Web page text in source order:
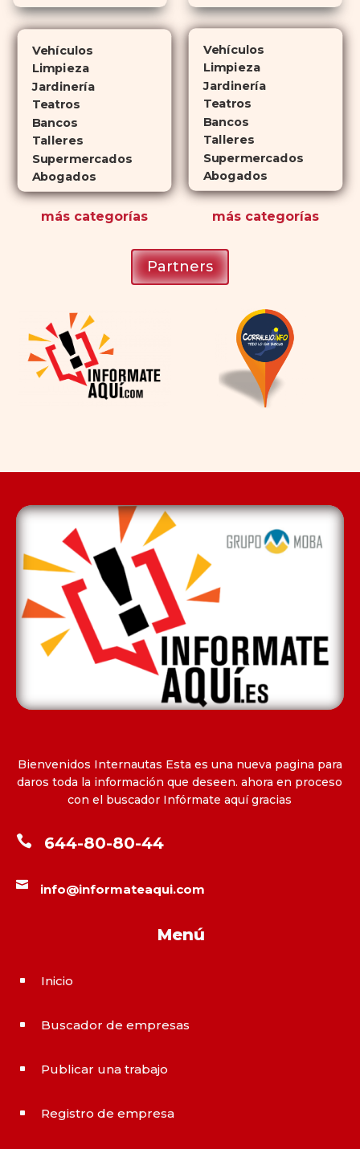
Cialisejerce sus efectos hasta 4
veces más tiempo que Viagra, lo
atractiva para quienes no desean
planificar sus actividades
románticas con antelación.
Vehículos
Limpieza
Jardinería
Teatros
Bancos
Talleres
Supermercados
Abogados
más categorías
Vehículos
Limpieza
Jardinería
Teatros
Bancos
Talleres
Supermercados
Abogados
máscategorías
Partners
Bienvenidos Internautas Esta es una nueva pagina para
daros toda la información que deseen. ahora en proceso
con el buscador Infórmate aquí gracias
 644-80-80-44
 info@informateaqui.com
Menú
^ Inicio
^ Buscador de empresas
^ Publicar una trabajo
^ Registro de empresa